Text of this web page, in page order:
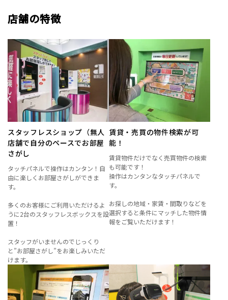
店舗の特徴
スタッフレスショップ（無人
店舗で自分のペースでお部屋
さがし
タッチパネルで操作はカンタン！自
由に楽しくお部屋さがしができま
す。
多くのお客様にご利用いただけるよ
うに2台のスタッフレスボックスを設
置！
スタッフがいませんのでじっくり
と”お部屋さがし”をお楽しみいただ
けます。
賃貸・売買の物件検索が可
能！
賃貸物件だけでなく売買物件の検索
も可能です！
操作はカンタンなタッチパネルで
す。
お探しの地域・家賃・間取りなどを
選択すると条件にマッチした物件情
報をご覧いただけます！